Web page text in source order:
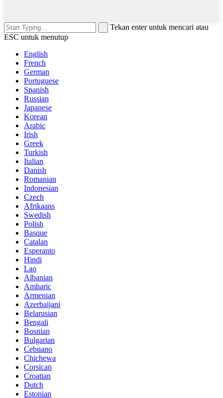
Tekan enter untuk mencari atau
ESC untuk menutup
English
French
German
Portuguese
Spanish
Russian
Japanese
Korean
Arabic
Irish
Greek
Turkish
Italian
Danish
Romanian
Indonesian
Czech
Afrikaans
Swedish
Polish
Basque
Catalan
Esperanto
Hindi
Lao
Albanian
Amharic
Armenian
Azerbaijani
Belarusian
Bengali
Bosnian
Bulgarian
Cebuano
Chichewa
Corsican
Croatian
Dutch
Estonian